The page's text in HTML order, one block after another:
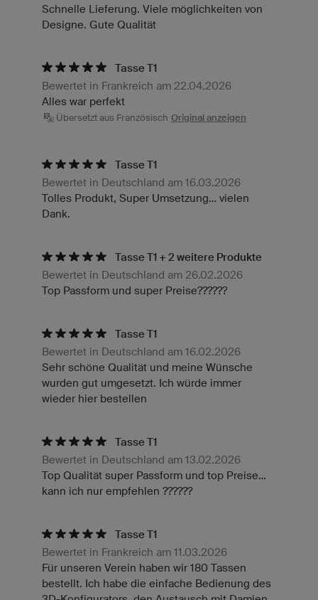
Schnelle Lieferung. Viele möglichkeiten von
Designe. Gute Qualität
Tasse T1
Bewertet in Frankreich am 22.04.2026
Alles war perfekt
Übersetzt aus Französisch Original anzeigen
Tasse T1
Bewertet in Deutschland am 16.03.2026
Tolles Produkt, Super Umsetzung... vielen
Dank.
Tasse T1 + 2 weitere Produkte
Bewertet in Deutschland am 26.02.2026
Top Passform und super Preise??????
Tasse T1
Bewertet in Deutschland am 16.02.2026
Sehr schöne Qualität und meine Wünsche
wurden gut umgesetzt. Ich würde immer
wieder hier bestellen
Tasse T1
Bewertet in Deutschland am 13.02.2026
Top Qualität super Passform und top Preise…
kann ich nur empfehlen ??????
Tasse T1
Bewertet in Frankreich am 11.03.2026
Für unseren Verein haben wir 180 Tassen
bestellt. Ich habe die einfache Bedienung des